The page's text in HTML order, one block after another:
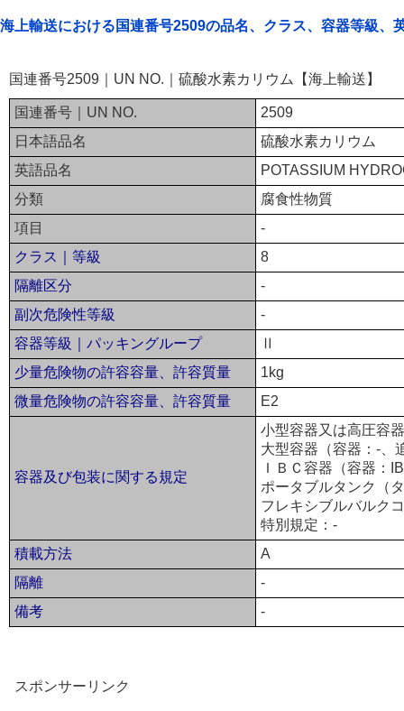
海上輸送における国連番号2509の品名、クラス、容器等級、
国連番号2509｜UN NO.｜硫酸水素カリウム【海上輸送】
国連番号｜UN NO.
2509
日本語品名
硫酸水素カリウム
英語品名
POTASSIUM
分類
腐食性物質
項目
-
クラス｜等級
8
隔離区分
-
副次危険性等級
-
容器等級｜パッキングループ
Ⅱ
少量危険物の許容容量、許容質量
1kg
微量危険物の許容容量、許容質量
E2
容器及び包装に関する規定
小型容器又は高圧容
大型容器（容器：-、
ＩＢＣ容器（容器：
ポータブルタンク（
フレキシブルバルク
特別規定：-
積載方法
A
隔離
-
備考
-
スポンサーリンク